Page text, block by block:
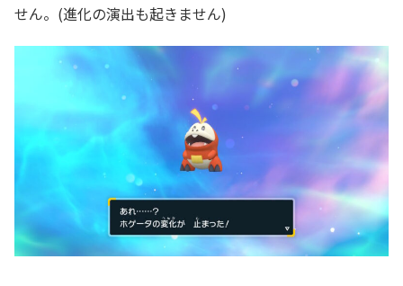
せん。(進化の演出も起きません)